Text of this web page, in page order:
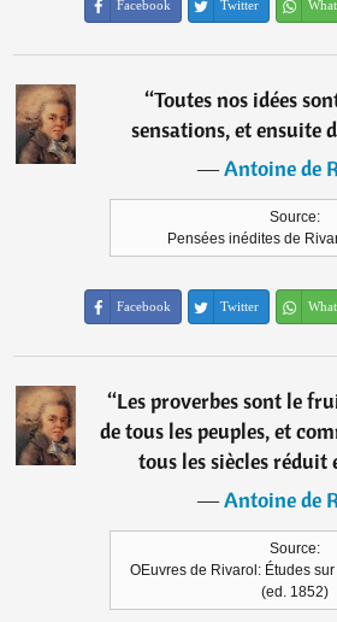
Facebook Twitter
“Toutes nos idées
sensations, et ensuite
―Antoine de
Source:
Pensées inédites de
Facebook Twitter
“Les proverbes sont le
de tous les peuples, et
tous les siècles réduit
―Antoine de
Source:
OEuvres de Rivarol: Études
(ed. 1852)